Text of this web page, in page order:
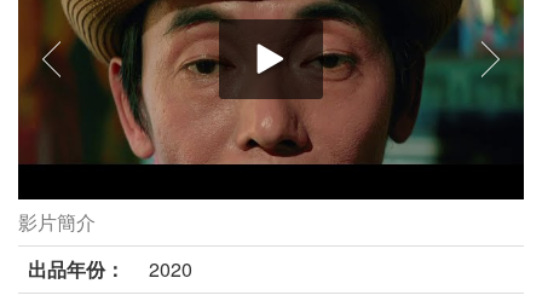
同學麥娜絲劇照
影片簡介
出品年份：
2020